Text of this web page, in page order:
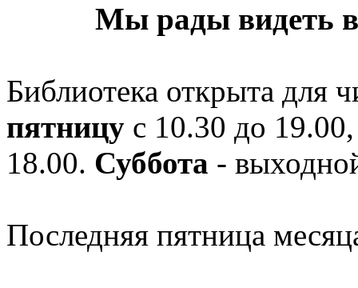
Мы рады видеть
Библиотека открыта для
пятницу с 10.30 до
18.00. Суббота -
Последняя пятница